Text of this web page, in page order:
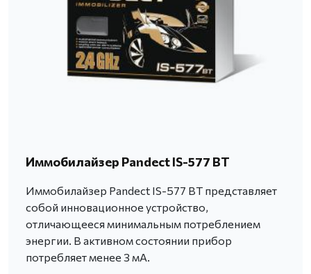
Иммобилайзер Pandect IS-577 BT
Иммобилайзер Pandect IS-577 BT представляет
собой инновационное устройство,
отличающееся минимальным потреблением
энергии. В активном состоянии прибор
потребляет менее 3 мА.